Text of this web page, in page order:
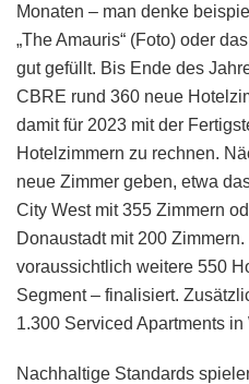
Monaten – man denke
„The Amauris“ (Foto) oder
gut gefüllt. Bis Ende des
CBRE rund 360 neue
damit für 2023 mit der
Hotelzimmern zu rechnen.
neue Zimmer geben, etwa
City West mit 355 Zimmern
Donaustadt mit 200
voraussichtlich weitere 550
Segment – finalisiert.
1.300 Serviced Apartments
Nachhaltige Standards